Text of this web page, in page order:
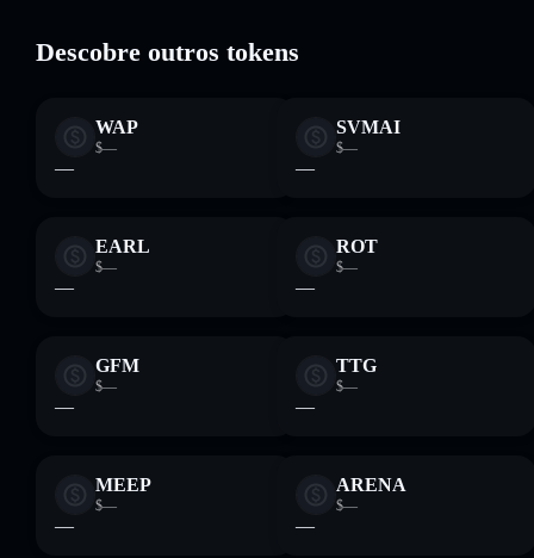
Descobre outros tokens
WAP
$—
—
SVMAI
$—
—
EARL
$—
—
ROT
$—
—
GFM
$—
—
TTG
$—
—
MEEP
$—
—
ARENA
$—
—